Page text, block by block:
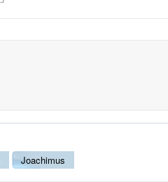
Joachimus